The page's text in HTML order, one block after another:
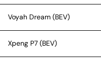
Voyah Dream (BEV)
Xpeng P7 (BEV)